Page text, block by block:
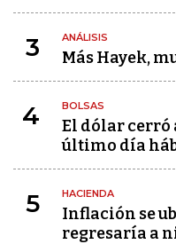
3 ANÁLISIS
Más Hayek,
4 BOLSAS
El dólar cerró
último día
5 HACIENDA
Inflación se
regresaría a